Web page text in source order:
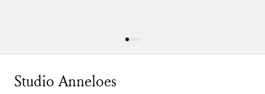
Studio Anneloes